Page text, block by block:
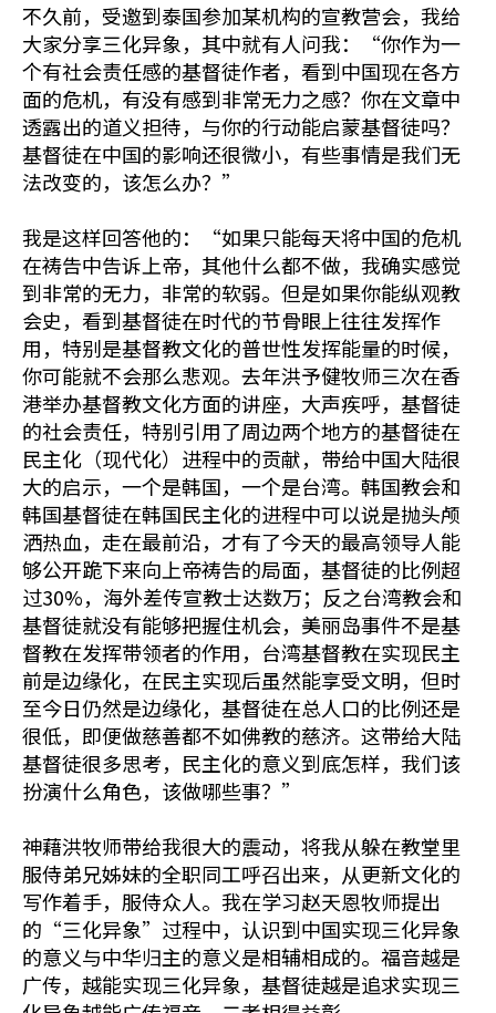
不久前，受邀到泰国参加某机构的宣教营会，我给
大家分享三化异象，其中就有人问我：“你作为一
个有社会责任感的基督徒作者，看到中国现在各方
面的危机，有没有感到非常无力之感？你在文章中
透露出的道义担待，与你的行动能启蒙基督徒吗？
基督徒在中国的影响还很微小，有些事情是我们无
法改变的，该怎么办？”
我是这样回答他的：“如果只能每天将中国的危机
在祷告中告诉上帝，其他什么都不做，我确实感觉
到非常的无力，非常的软弱。但是如果你能纵观教
会史，看到基督徒在时代的节骨眼上往往发挥作
用，特别是基督教文化的普世性发挥能量的时候，
你可能就不会那么悲观。去年洪予健牧师三次在香
港举办基督教文化方面的讲座，大声疾呼，基督徒
的社会责任，特别引用了周边两个地方的基督徒在
民主化（现代化）进程中的贡献，带给中国大陆很
大的启示，一个是韩国，一个是台湾。韩国教会和
韩国基督徒在韩国民主化的进程中可以说是抛头颅
洒热血，走在最前沿，才有了今天的最高领导人能
够公开跪下来向上帝祷告的局面，基督徒的比例超
过30%，海外差传宣教士达数万；反之台湾教会和
基督徒就没有能够把握住机会，美丽岛事件不是基
督教在发挥带领者的作用，台湾基督教在实现民主
前是边缘化，在民主实现后虽然能享受文明，但时
至今日仍然是边缘化，基督徒在总人口的比例还是
很低，即便做慈善都不如佛教的慈济。这带给大陆
基督徒很多思考，民主化的意义到底怎样，我们该
扮演什么角色，该做哪些事？”
神藉洪牧师带给我很大的震动，将我从躲在教堂里
服侍弟兄姊妹的全职同工呼召出来，从更新文化的
写作着手，服侍众人。我在学习赵天恩牧师提出
的“三化异象”过程中，认识到中国实现三化异象
的意义与中华归主的意义是相辅相成的。福音越是
广传，越能实现三化异象，基督徒越是追求实现三